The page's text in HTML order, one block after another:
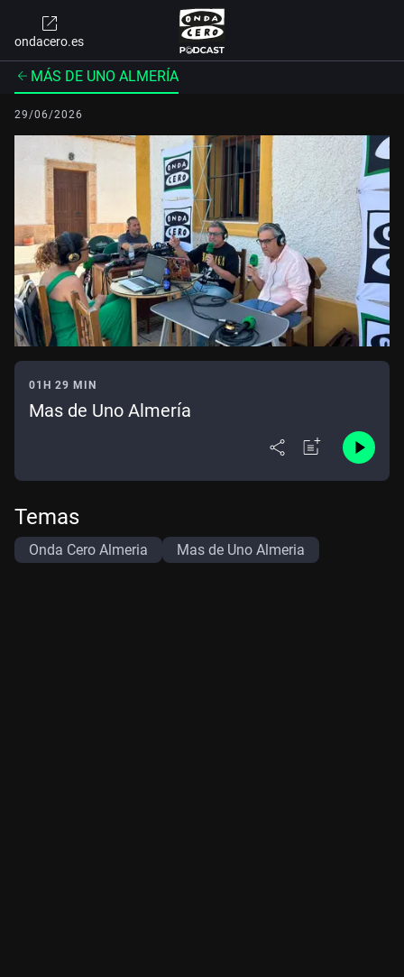
ondacero.es
MÁS DE UNO ALMERÍA
29/06/2026
01H 29 MIN
Mas de Uno Almería
Temas
Onda Cero Almeria Mas de Uno Almeria